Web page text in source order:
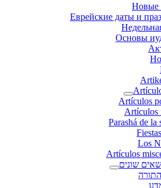
Новые
Еврейские даты и
Основы
Artículos
Artículos
Parashá de la
Los
Artículos
שונים